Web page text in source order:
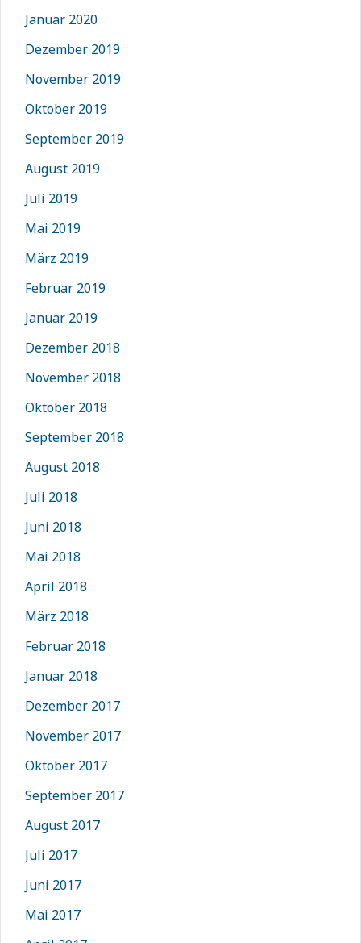
Januar 2020
Dezember 2019
November 2019
Oktober 2019
September 2019
August 2019
Juli 2019
Mai 2019
März 2019
Februar 2019
Januar 2019
Dezember 2018
November 2018
Oktober 2018
September 2018
August 2018
Juli 2018
Juni 2018
Mai 2018
April 2018
März 2018
Februar 2018
Januar 2018
Dezember 2017
November 2017
Oktober 2017
September 2017
August 2017
Juli 2017
Juni 2017
Mai 2017